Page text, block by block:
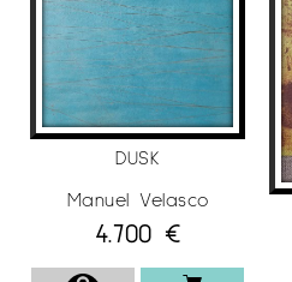
DUSK
Manuel Velasco
4.700 €